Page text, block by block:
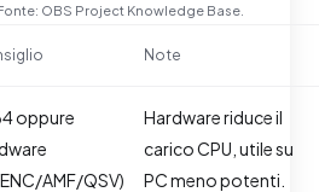
OBS Project Knowledge Base.
Note
oppure
AMF/QSV)
Hardware riduce il
carico CPU, utile su
PC meno potenti.